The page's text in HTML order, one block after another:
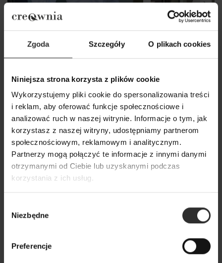
Zgoda Szczegóły O plikach cookies
Niniejsza strona korzysta z plików cookie
Wykorzystujemy pliki cookie do spersonalizowania treści
i reklam, aby oferować funkcje społecznościowe i
analizować ruch w naszej witrynie. Informacje o tym, jak
korzystasz z naszej witryny, udostępniamy partnerom
społecznościowym, reklamowym i analitycznym.
Partnerzy mogą połączyć te informacje z innymi danymi
otrzymanymi od Ciebie lub uzyskanymi podczas
korzystania z ich usług.
zgody
Niezbędne
Preferencje
Biała Koszula Bawełniana z
kołnierzykiem i szerokim
mankietem Levi White New
249,00 zł
Biały zestaw
nogawkami New
449,00 zł
Popularne produkty
Wybrane dla Ciebie z sercem i charakterem